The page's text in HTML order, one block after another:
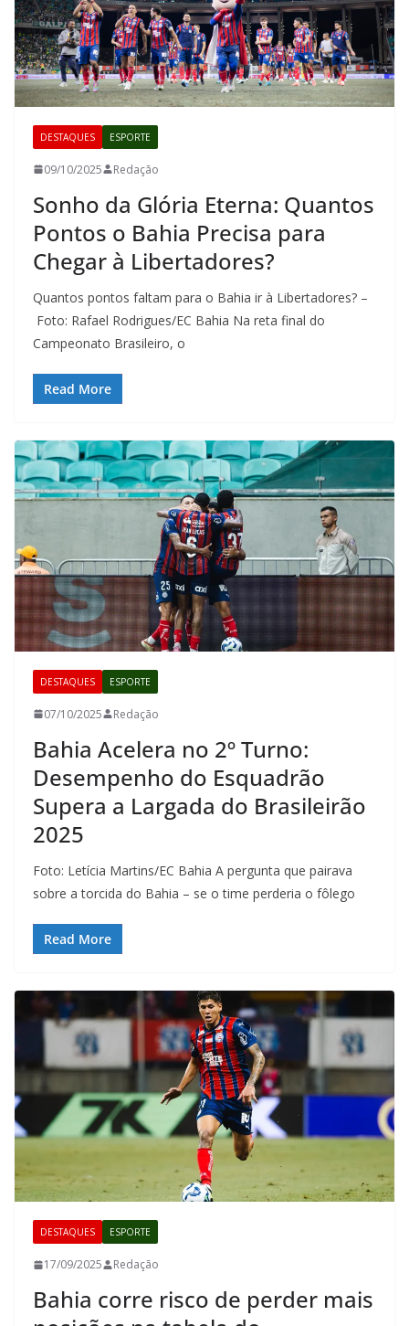
DESTAQUES ESPORTE
09/10/2025 Redação
Sonho da Glória Eterna: Quantos
Pontos o Bahia Precisa para
Chegar à Libertadores?
Quantos pontos faltam para o Bahia ir à Libertadores? –
Foto: Rafael Rodrigues/EC Bahia Na reta final do
Campeonato Brasileiro, o
Read More
DESTAQUES ESPORTE
07/10/2025 Redação
Bahia Acelera no 2º Turno:
Desempenho do Esquadrão
Supera a Largada do Brasileirão
2025
Foto: Letícia Martins/EC Bahia A pergunta que pairava
sobre a torcida do Bahia – se o time perderia o fôlego
Read More
DESTAQUES ESPORTE
17/09/2025 Redação
Bahia corre risco de perder mais